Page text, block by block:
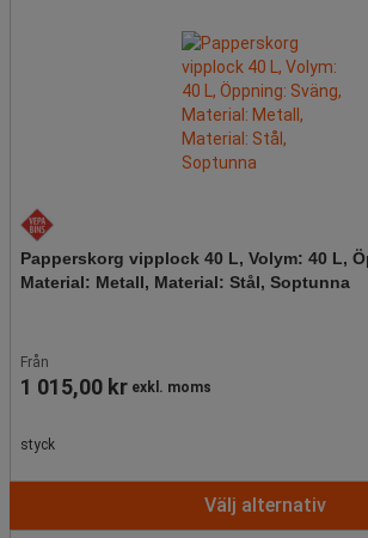
Papperskorg vipplock 40 L, Volym: 40 L,
Material: Metall, Material: Stål, Soptunna
Från
1 015,00 kr exkl. moms
styck
Välj alternativ